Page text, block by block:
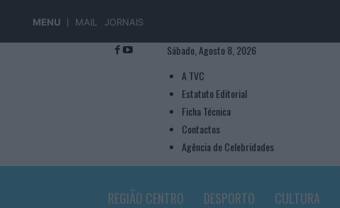
MENU MAIL JORNAIS
Sábado, Agosto 8, 2026
A TVC
Estatuto Editorial
Ficha Técnica
Contactos
Agência de Celebridades
REGIÃO CENTRO DESPORTO CULTURA